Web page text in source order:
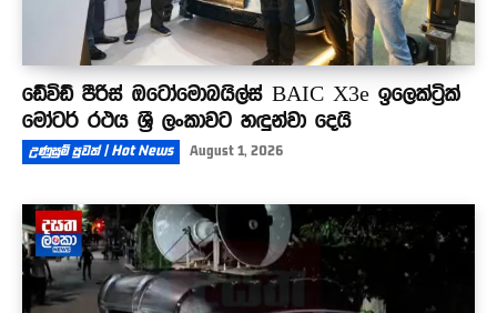
ඩේවිඩ් පීරිස් ඔටෝමොබයිල්ස් BAIC X3e ඉලෙක්ට්‍රික්
මෝටර් රථය ශ්‍රී ලංකාවට හඳුන්වා දෙයි
උණුසුම් පුවත් | Hot News August 1, 2026